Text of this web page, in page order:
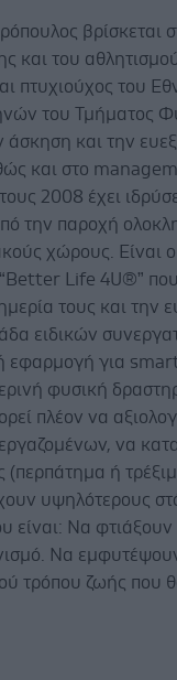
βρίσκεται
και του
πτυχιούχος του
του Τμήματος
άσκηση και την
και στο
2008 έχει
την παροχή
χώρους. Είναι
Life 4U®” που
τους και την
ειδικών
εφαρμογή για
φυσική
πλέον να
να
(περπάτημα ή
υψηλότερους
είναι: Να φτιάξουν
Να
τρόπου ζωής που